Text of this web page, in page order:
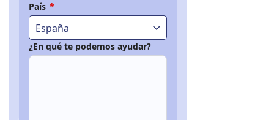
País *
España
¿En qué te podemos ayudar?